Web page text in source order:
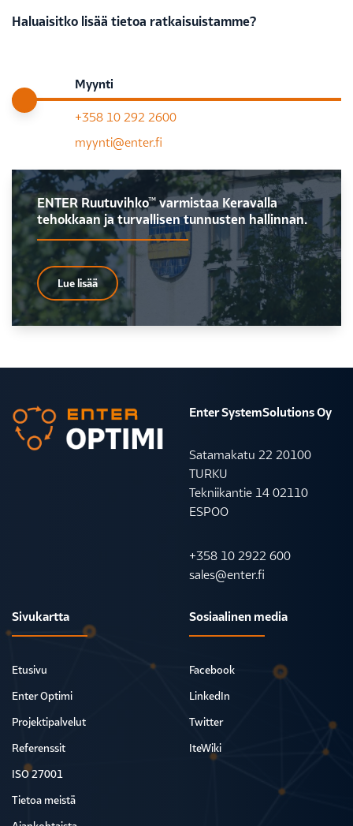
Haluaisitko lisää tietoa ratkaisuistamme?
Myynti
+358 10 292 2600
myynti@enter.fi
ENTER Ruutuvihko™ varmistaa Keravalla
tehokkaan ja turvallisen tunnusten hallinnan.
Lue lisää
Enter SystemSolutions Oy
Satamakatu 22 20100
TURKU
Tekniikantie 14 02110
ESPOO
+358 10 2922 600
sales@enter.fi
Sivukartta
Etusivu
Enter Optimi
Projektipalvelut
Referenssit
ISO 27001
Tietoa meistä
Sosiaalinen media
Facebook
LinkedIn
Twitter
IteWiki